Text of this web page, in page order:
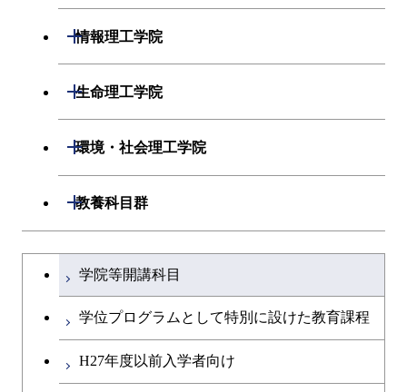
エネルギーコース
コース
原子核工学コース
システム制御コース
コース
電気電子系
開閉
エネルギーコース
ース
原子核工学コース
情報通信コース
コース
ライフエンジニアリングコ
ース
経営工学系
開閉
エンジニアリングデザイン
コース
専門科目
材料系
開閉
エネルギーコース
応用化学コース
原子核工学コース
専門科目
情報理工学院
開閉
数理・計算科学系
開閉
知能情報コース
情報工学コース
知能情報コース
専門科目
生命理工学院
開閉
生命理工学系
開閉
ライフエンジニアリングコ
ース
環境・社会理工学院
開閉
建築学系
開閉
コース
都市・環境学コース
コース
開閉
エネルギーコース
社会・人間科学コース
イノベーション科学系
教養科目群
開閉
文系教養科目
英語科目
第二外国語科目
大学院課程を切り替える
学院等開講科目
学位プログラムとして特別に設けた教育課程
H27年度以前入学者向け